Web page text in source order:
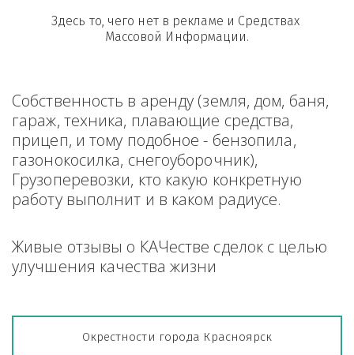
Здесь то, чего нет в рекламе и Средствах
Массовой Информации.
Собственность в аренду (земля, дом, баня,
гараж, техника, плавающие средства,
прицеп, и тому подобное - бензопила,
газонокосилка, снегоуборочник),
Грузоперевозки, кто какую конкретную
работу выполнит и в каком радиусе.
Живые отзывы о КАЧестве сделок с целью
улучшения качества жизни
Окрестности города Красноярск